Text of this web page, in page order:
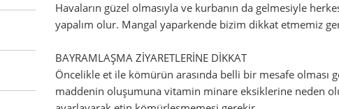
Havaların güzel olmasıyla ve kurbanın da gelmesiyle
yapalım olur. Mangal yaparkende bizim dikkat etmemiz
BAYRAMLAŞMA ZİYARETLERİNE DİKKAT
Öncelikle et ile kömürün arasında belli bir mesafe olması
maddenin oluşumuna vitamin minare eksiklerine neden